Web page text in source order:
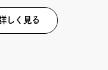
しく見る